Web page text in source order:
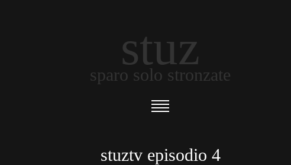
stuz
sparo solo stronzate
stuztv episodio 4